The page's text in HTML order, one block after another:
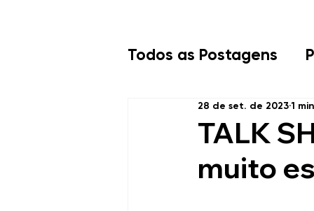
Todos as Postagens
TALK
muito
28 de set. de 2023 1